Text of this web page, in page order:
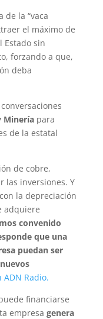
de la “vaca
el máximo de
Estado sin
forzando a que,
deba
Mineríapara
de la estatal
de cobre,
las inversiones. Y
la depreciación
adquiere
convenido
que una
puedan ser
ADN Radio.
financiarse
empresa genera